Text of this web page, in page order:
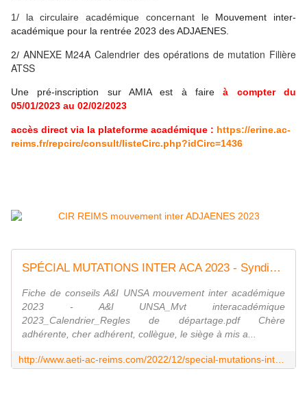
1/ la circulaire académique concernant le Mouvement inter-
académique pour la rentrée 2023 des ADJAENES.
2/ ANNEXE M24A Calendrier des opérations de mutation Filière
ATSS
Une pré-inscription sur AMIA est à faire
à compter du
05/01/2023 au 02/02/2023
accès direct via la plateforme académique : https://erine.ac-
reims.fr/repcirc/consult/listeCirc.php?idCirc=1436
SPÉCIAL MUTATIONS INTER ACA 2023 - Syndicat AetI-UNSA Académie Reims
Fiche de conseils A&I UNSA mouvement inter académique
2023 - A&I UNSA_Mvt interacadémique
2023_Calendrier_Regles de départage.pdf Chère
adhérente, cher adhérent, collègue, le siège à mis a...